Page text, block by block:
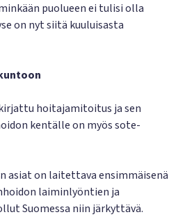
puolueen ei tulisi olla
on nyt siitä kuuluisasta
hoitajamitoitus ja sen
kentälle on myös sote-
asiat on laitettava ensimmäisenä
laiminlyöntien ja
Suomessa niin järkyttävä.